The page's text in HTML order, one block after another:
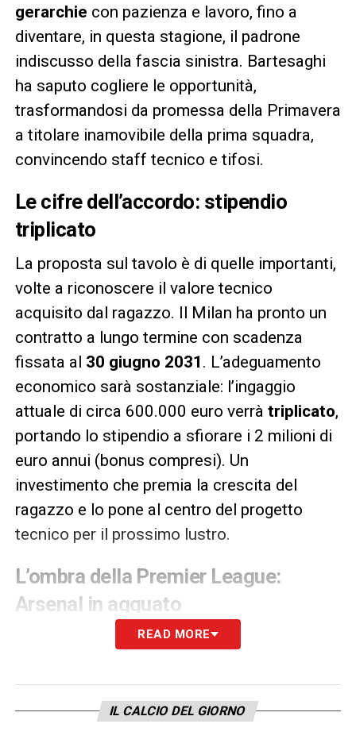
gerarchie con pazienza e lavoro, fino a
diventare, in questa stagione, il padrone
indiscusso della fascia sinistra. Bartesaghi
ha saputo cogliere le opportunità,
trasformandosi da promessa della Primavera
a titolare inamovibile della prima squadra,
convincendo staff tecnico e tifosi.
Le cifre dell’accordo: stipendio
triplicato
La proposta sul tavolo è di quelle importanti,
volte a riconoscere il valore tecnico
acquisito dal ragazzo. Il Milan ha pronto un
contratto a lungo termine con scadenza
fissata al 30 giugno 2031 . L’adeguamento
economico sarà sostanziale: l’ingaggio
attuale di circa 600.000 euro verrà triplicato,
portando lo stipendio a sfiorare i 2 milioni di
euro annui (bonus compresi). Un
investimento che premia la crescita del
ragazzo e lo pone al centro del progetto
tecnico per il prossimo lustro.
L’ombra della Premier League:
Arsenal in agguato
La fretta del Milan non è casuale, ma dettata
hanno infatti varcato i confini nazionali,
attirando le attenzioni dei top club europei, in
READ MORE
IL CALCIO DEL GIORNO